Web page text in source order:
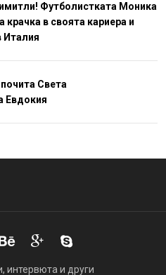
Футболистката Моника
крачка в своята кариера и
Италия
Света
Евдокия
интервюта и други